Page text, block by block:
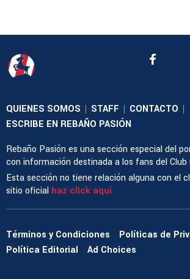
QUIENES SOMOS | STAFF | CONTACTO |
ESCRIBE EN REBAÑO PASIÓN
Rebaño Pasión es una sección especial del
con información destinada a los fans del Club
Esta sección no tiene relación alguna con el
sitio oficial haz click aquí
Términos y Condiciones
Políticas de
Política Editorial
Ad Choices